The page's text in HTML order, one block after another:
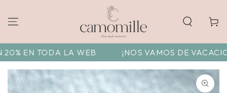
Carrito
TODA LA WEB ¡NOS VAMOS DE VACACIONES!